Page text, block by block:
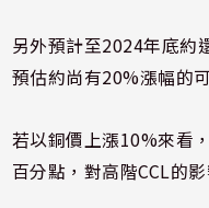
另外預計至2024年底約
預估約尚有20%漲幅的
若以銅價上漲10%來看
百分點，對高階CCL的